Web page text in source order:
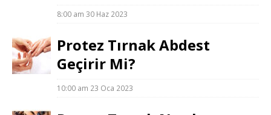
8:00 am 30 Haz 2023
Protez Tırnak Abdest
Geçirir Mi?
10:00 am 23 Oca 2023